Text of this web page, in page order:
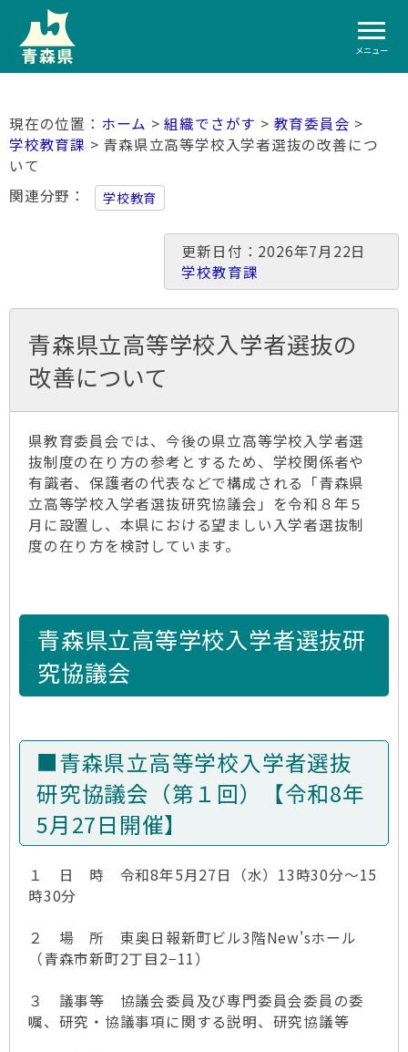
メニュー
ホーム >組織でさがす > 教育委員会 >
学校教育課 > 青森県立高等学校入学者選抜の改善につ
いて
関連分野
学校教育
更新日付：2026年7月22日
学校教育課
青森県立高等学校入学者選抜の
改善について
県教育委員会では、今後の県立高等学校入学者選
抜制度の在り方の参考とするため、学校関係者や
有識者、保護者の代表などで構成される「青森県
立高等学校入学者選抜研究協議会」を令和８年５
月に設置し、本県における望ましい入学者選抜制
度の在り方を検討しています。
青森県立高等学校入学者選抜研
究協議会
■青森県立高等学校入学者選抜
研究協議会（第１回）【令和8年
5月27日開催】
１ 日 時 令和8年5月27日（水）13時30分～15
時30分
２ 場 所 東奥日報新町ビル3階New'sホール
（青森市新町2丁目2−11）
３ 議事等 協議会委員及び専門委員会委員の委
嘱、研究・協議事項に関する説明、研究協議等